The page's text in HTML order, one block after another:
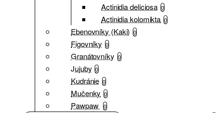
Actinidia deliciosa 0
Actinidia kolomikta 0
Ebenovníky (Kaki) 0
Figovníky 0
Granátovníky 0
Jujuby 0
Kudránie 0
Mučenky 0
Pawpaw 0